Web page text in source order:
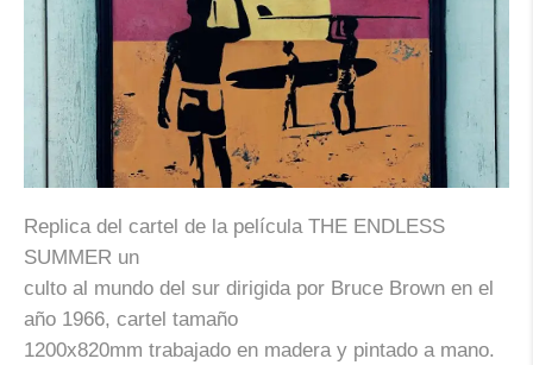
Replica del cartel de la película THE ENDLESS
SUMMER un
culto al mundo del sur dirigida por Bruce Brown en el
año 1966, cartel tamaño
1200x820mm trabajado en madera y pintado a mano.